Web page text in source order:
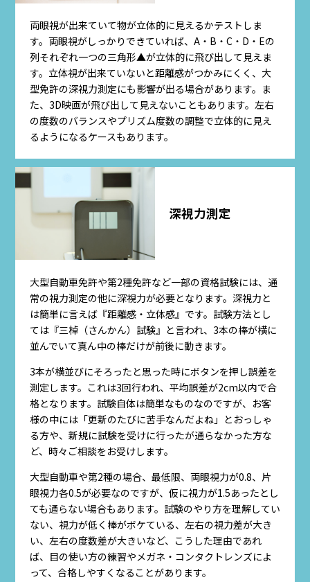
両眼視が出来ていて物が立体的に見えるかテストしま
す。両眼視がしっかりできていれば、A・B・C・D・Eの
列それぞれ一つの三角形▲が立体的に飛び出して見えま
す。立体視が出来ていないと距離感がつかみにくく、大
型免許の深視力測定にも影響が出る場合があります。ま
た、3D映画が飛び出して見えないこともあります。左右
の度数のバランスやプリズム度数の調整で立体的に見え
るようになるケースもあります。
深視力測定
大型自動車免許や第2種免許など一部の資格試験には、通
常の視力測定の他に深視力が必要となります。深視力と
は簡単に言えば『距離感・立体感』です。試験方法とし
ては『三棹（さんかん）試験』と言われ、3本の棒が横に
並んでいて真ん中の棒だけが前後に動きます。
3本が横並びにそろったと思った時にボタンを押し誤差を
測定します。これは3回行われ、平均誤差が2cm以内で合
格となります。試験自体は簡単なものなのですが、お客
様の中には「更新のたびに苦手なんだよね」とおっしゃ
る方や、新規に試験を受けに行ったが通らなかった方な
ど、時々ご相談をお受けします。
大型自動車や第2種の場合、最低限、両眼視力が0.8、片
眼視力各0.5が必要なのですが、仮に視力が1.5あったとし
ても通らない場合もあります。試験のやり方を理解してい
ない、視力が低く棒がボケている、左右の視力差が大き
い、左右の度数差が大きいなど、こうした理由であれ
ば、目の使い方の練習やメガネ・コンタクトレンズによ
って、合格しやすくなることがあります。